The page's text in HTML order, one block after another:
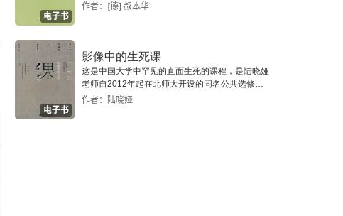
电子书
作者：[德] 叔本华
电子书
影像中的生死课
这是中国大学中罕见的直面生死的课程，是陆晓娅
老师自2012年起在北师大开设的同名公共选修课
的授课笔记实录。
作者：陆晓娅